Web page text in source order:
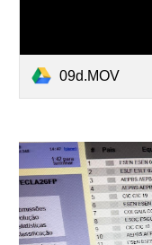
09d.MOV